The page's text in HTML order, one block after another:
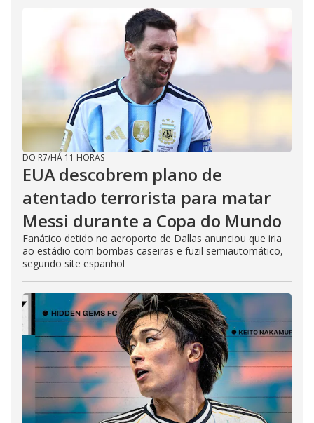
DO R7/HÁ 11 HORAS
EUA descobrem plano de
atentado terrorista para matar
Messi durante a Copa do Mundo
Fanático detido no aeroporto de Dallas anunciou que iria
ao estádio com bombas caseiras e fuzil semiautomático,
segundo site espanhol